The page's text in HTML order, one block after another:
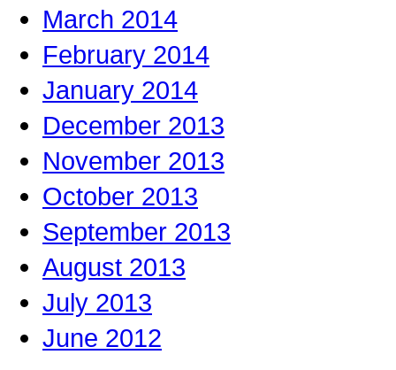
March 2014
February 2014
January 2014
December 2013
November 2013
October 2013
September 2013
August 2013
July 2013
June 2012